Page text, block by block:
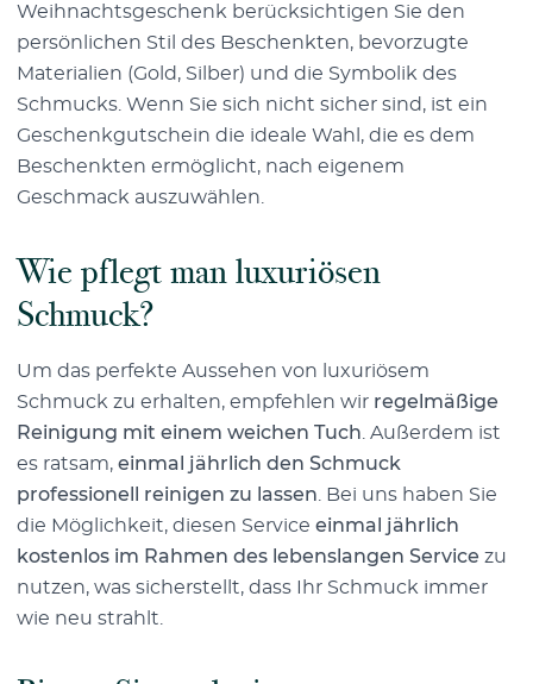
Weihnachtsgeschenk berücksichtigen Sie den
persönlichen Stil des Beschenkten, bevorzugte
Materialien (Gold, Silber) und die Symbolik des
Schmucks. Wenn Sie sich nicht sicher sind, ist ein
Geschenkgutschein die ideale Wahl, die es dem
Beschenkten ermöglicht, nach eigenem
Geschmack auszuwählen.
Wie pflegt man luxuriösen
Schmuck?
Um das perfekte Aussehen von luxuriösem
Schmuck zu erhalten, empfehlen wir regelmäßige
Reinigung mit einem weichen Tuch . Außerdem ist
es ratsam, einmal jährlich den Schmuck
professionell reinigen zu lassen . Bei uns haben Sie
die Möglichkeit, diesen Service einmal jährlich
kostenlos im Rahmen des lebenslangen Service zu
nutzen, was sicherstellt, dass Ihr Schmuck immer
wie neu strahlt.